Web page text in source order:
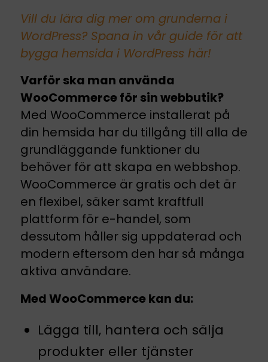
Vill du lära dig mer om grunderna i
WordPress? Spana in vår guide för att
bygga hemsida i WordPress här!
Varför ska man använda
WooCommerce för sin webbutik?
Med WooCommerce installerat på
din hemsida har du tillgång till alla de
grundläggande funktioner du
behöver för att skapa en webbshop.
WooCommerce är gratis och det är
en flexibel, säker samt kraftfull
plattform för e-handel, som
dessutom håller sig uppdaterad och
modern eftersom den har så många
aktiva användare.
Med WooCommerce kan du:
Lägga till, hantera och sälja
produkter eller tjänster